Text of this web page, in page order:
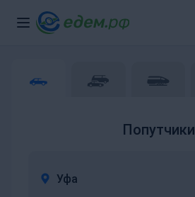
Попутчики
Уфа